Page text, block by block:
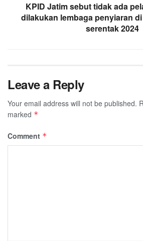
KPID Jatim sebut tidak ada
dilakukan lembaga penyiaran
serentak 2024
Leave a Reply
Your email address will not be published.
marked *
Comment *